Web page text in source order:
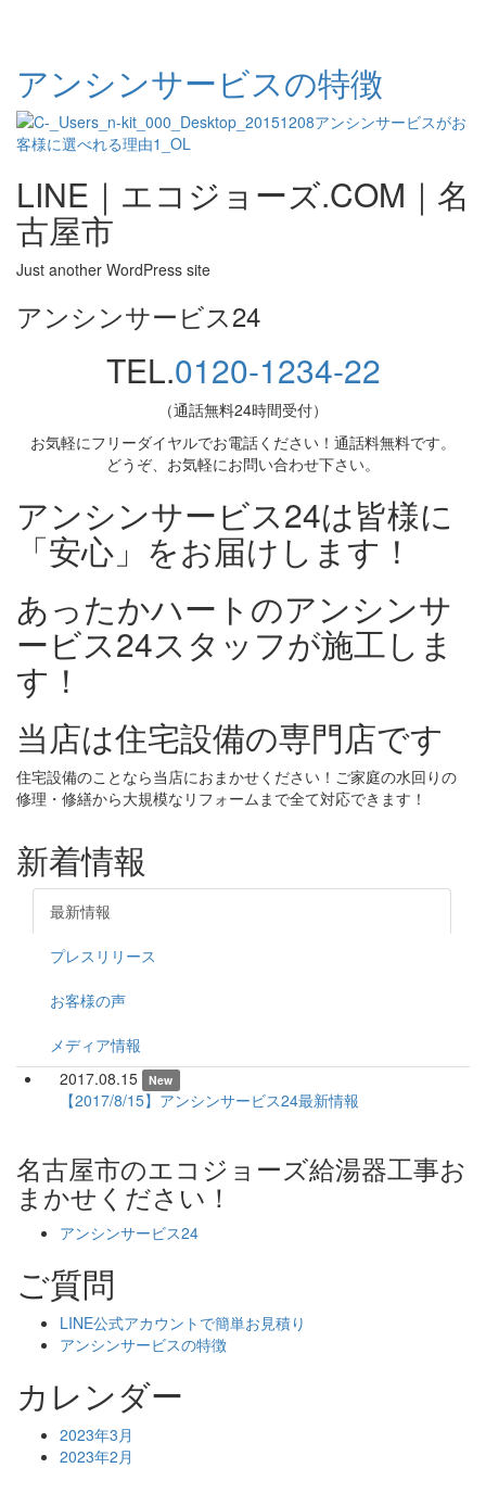
アンシンサービスの特徴
LINE｜エコジョーズ.COM｜名
古屋市
Just another WordPress site
アンシンサービス24
TEL.0120-1234-22
（通話無料24時間受付）
お気軽にフリーダイヤルでお電話ください！通話料無料です。
どうぞ、お気軽にお問い合わせ下さい。
アンシンサービス24は皆様に
「安心」をお届けします！
あったかハートのアンシンサ
ービス24スタッフが施工しま
す！
当店は住宅設備の専門店です
住宅設備のことなら当店におまかせください！ご家庭の水回りの
修理・修繕から大規模なリフォームまで全て対応できます！
新着情報
最新情報
プレスリリース
お客様の声
メディア情報
2017.08.15
New
【2017/8/15】アンシンサービス24最新情報
名古屋市のエコジョーズ給湯器工事お
まかせください！
アンシンサービス24
ご質問
LINE公式アカウントで簡単お見積り
アンシンサービスの特徴
カレンダー
2023年3月
2023年2月